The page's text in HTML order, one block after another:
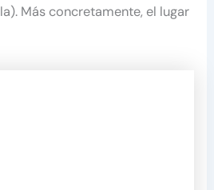
Más concretamente, el lugar